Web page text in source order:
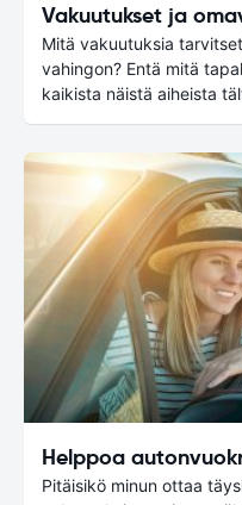
Vakuutukset ja
Mitä vakuutuksia
vahingon? Entä mitä
kaikista näistä aiheista
Helppoa
Pitäisikö minun ottaa